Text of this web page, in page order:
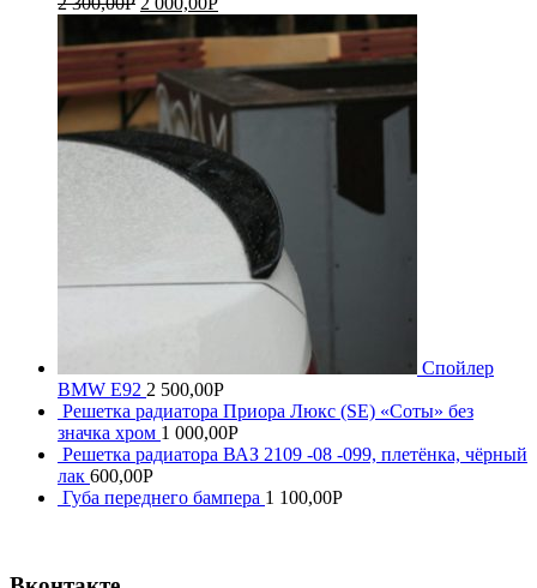
Спойлер
BMW E92 2 500,00Р
Решетка радиатора Приора Люкс (SE) «Соты» без
значка хром 1 000,00Р
Решетка радиатора ВАЗ 2109 -08 -099, плетёнка, чёрный
лак 600,00Р
Губа переднего бампера 1 100,00Р